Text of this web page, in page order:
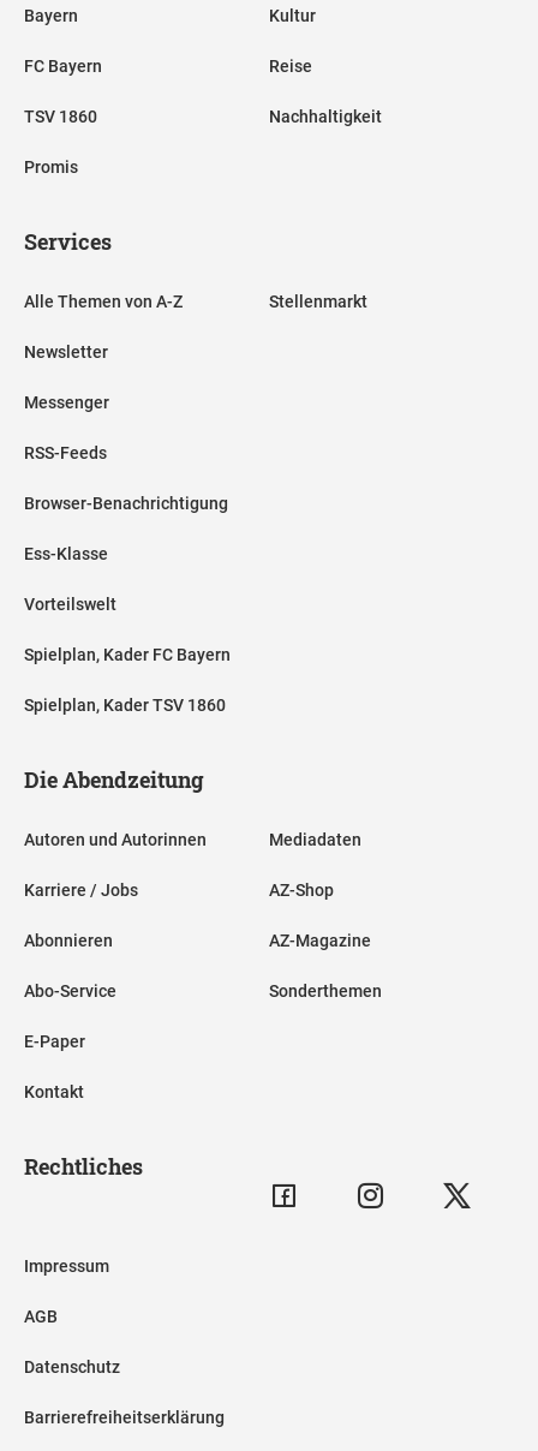
Bayern
FC Bayern
TSV 1860
Promis
Kultur
Reise
Nachhaltigkeit
Services
Alle Themen von A-Z
Newsletter
Messenger
RSS-Feeds
Browser-Benachrichtigung
Ess-Klasse
Vorteilswelt
Spielplan, Kader FC Bayern
Spielplan, Kader TSV 1860
Stellenmarkt
Die Abendzeitung
Autoren und Autorinnen
Karriere / Jobs
Abonnieren
Abo-Service
E-Paper
Kontakt
Mediadaten
AZ-Shop
AZ-Magazine
Sonderthemen
Rechtliches
Impressum
AGB
Datenschutz
Barrierefreiheitserklärung